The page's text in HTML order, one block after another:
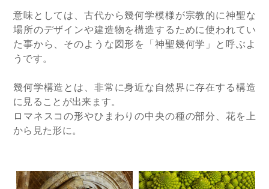
意味としては、古代から幾何学模様が宗教的に神聖な
場所のデザインや建造物を構造するために使われてい
た事から、そのような図形を「神聖幾何学」と呼ぶよ
うです。
幾何学構造とは、非常に身近な自然界に存在する構造
に見ることが出来ます。
ロマネスコの形やひまわりの中央の種の部分、花を上
から見た形に。